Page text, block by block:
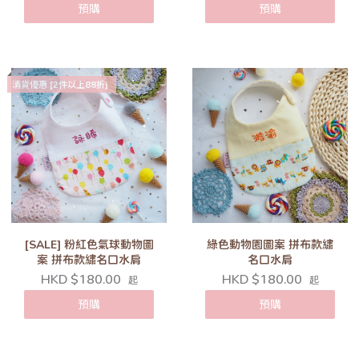
預購 預購
清貨優惠 [2件以上88折]
[SALE] 粉紅色氣球動物圖
案 拼布款繡名口水肩
HKD $180.00 起
預購
綠色動物園圖案 拼布款繡
名口水肩
HKD $180.00 起
預購